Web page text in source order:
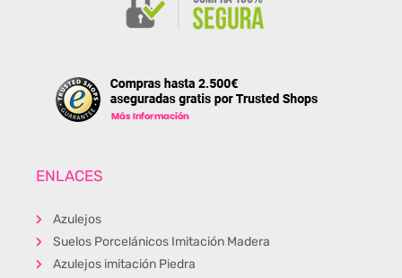
ENLACES
Azulejos
Suelos Porcelánicos Imitación Madera
Azulejos imitación Piedra